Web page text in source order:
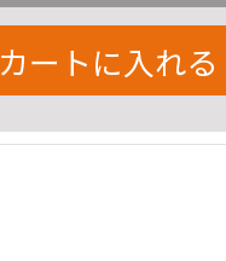
カートに入れる